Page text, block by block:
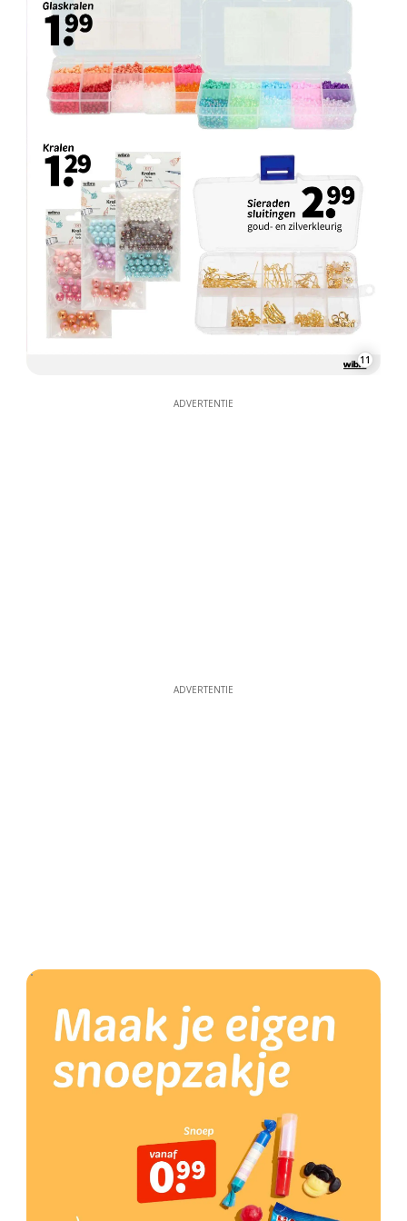
11
ADVERTENTIE
ADVERTENTIE